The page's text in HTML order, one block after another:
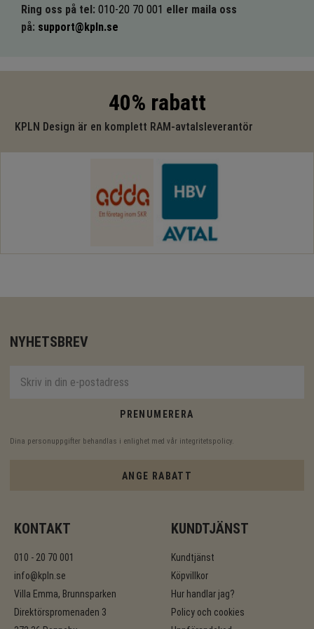
Ring oss på tel: 010-20 70 001 eller maila oss
på: support@kpln.se
40% rabatt
KPLN Design är en komplett RAM-avtalsleverantör
NYHETSBREV
PRENUMERERA
Dina personuppgifter behandlas i enlighet med vår integritetspolicy
ANGE RABATT
KONTAKT
010 - 20 70 001
info@kpln.se
Villa Emma, Brunnsparken
Direktörspromenaden 3
KUNDTJÄNST
Kundtjänst
Köpvillkor
Hur handlar jag?
Policy och cookies